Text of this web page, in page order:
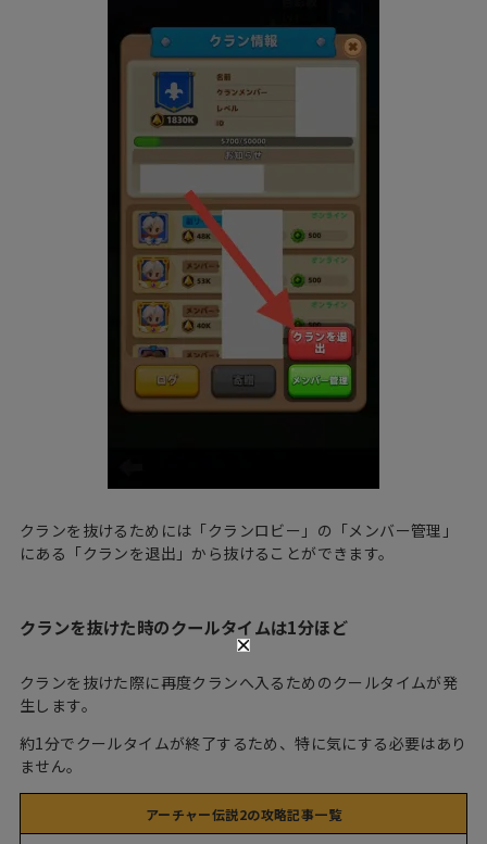
クランを抜けるためには「クランロビー」の「メンバー管理」
にある「クランを退出」から抜けることができます。
クランを抜けた時のクールタイムは1分ほど
クランを抜けた際に再度クランへ入るためのクールタイムが発
生します。
約1分でクールタイムが終了するため、特に気にする必要はあり
ません。
アーチャー伝説2の攻略記事一覧